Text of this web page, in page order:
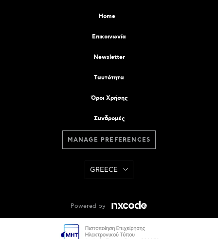
Home
Επικοινωνία
Newsletter
Tαυτότητα
Όροι Χρήσης
Συνδρομές
MANAGE PREFERENCES
GREECE
Powered by